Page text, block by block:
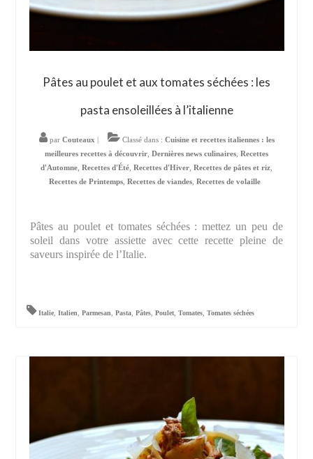
Pâtes au poulet et aux tomates séchées : les
pasta ensoleillées à l’italienne
par Couteaux Classé dans : Cuisine et recettes italiennes : les
meilleures recettes à découvrir Dernières news culinaires Recettes
d'Automne Recettes d'Été Recettes d'Hiver Recettes de pâtes et riz
Recettes de Printemps Recettes de viandes Recettes de volaille
Pâtes au poulet et tomates séchées : mettez un peu de
soleil dans votre assiette avec cette recette pleine de
saveurs inspirée de l’Italie.
Italie,Italien,Parmesan,Pasta,Pâtes,Poulet,Tomates,Tomates séchées